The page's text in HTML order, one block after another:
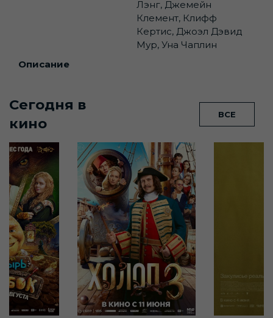
Лэнг, Джемейн
Клемент, Клифф
Кертис, Джоэл Дэвид
Мур, Уна Чаплин
Описание
Сегодня в
кино
ВСЕ